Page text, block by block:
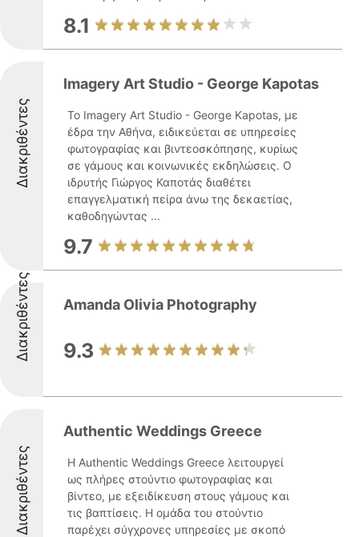
8.1
Διακριθέντες
Imagery Art Studio - George Kapotas
Το Imagery Art Studio - George Kapotas, με
έδρα την Αθήνα, ειδικεύεται σε υπηρεσίες
φωτογραφίας και βιντεοσκόπησης, κυρίως
σε γάμους και κοινωνικές εκδηλώσεις. Ο
ιδρυτής Γιώργος Καποτάς διαθέτει
επαγγελματική πείρα άνω της δεκαετίας,
καθοδηγώντας ...
9.7
Διακριθέντες Amanda Olivia Photography
9.3
Διακριθέντες
Authentic Weddings Greece
Η Authentic Weddings Greece λειτουργεί
ως πλήρες στούντιο φωτογραφίας και
βίντεο, με εξειδίκευση στους γάμους και
τις βαπτίσεις. Η ομάδα του στούντιο
παρέχει σύγχρονες υπηρεσίες με σκοπό